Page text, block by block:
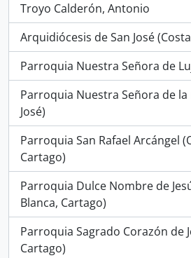
Troyo Calderón, Antonio
, 2 resultados
Arquidiócesis de San José
, 1 resultados
Parroquia Nuestra Señora de
, 1 resultados
Parroquia Nuestra Señora de la
José)
, 1 resultados
Parroquia San Rafael Arcángel
Cartago)
, 1 resultados
Parroquia Dulce Nombre de
Blanca, Cartago)
, 1 resultados
Parroquia Sagrado Corazón de
Cartago)
, 1 resultados